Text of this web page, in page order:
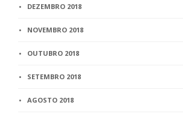
DEZEMBRO 2018
NOVEMBRO 2018
OUTUBRO 2018
SETEMBRO 2018
AGOSTO 2018